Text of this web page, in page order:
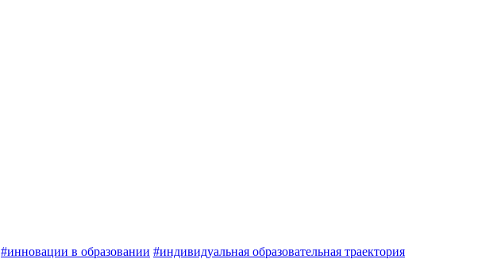
#инновации в образовании #индивидуальная образовательная траектория